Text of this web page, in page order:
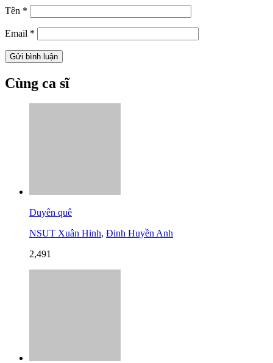
Tên *
Email *
Cùng ca sĩ
Duyên quê
NSUT Xuân Hinh, Đinh Huyền Anh
2,491